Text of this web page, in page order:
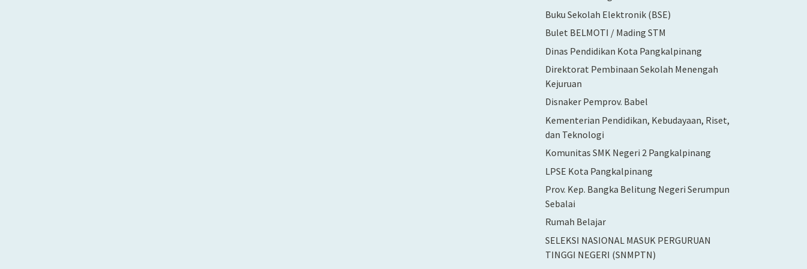
Buku Sekolah Elektronik (BSE)
Bulet BELMOTI / Mading STM
Dinas Pendidikan Kota Pangkalpinang
Direktorat Pembinaan Sekolah Menengah
Kejuruan
Disnaker Pemprov. Babel
Kementerian Pendidikan, Kebudayaan, Riset,
dan Teknologi
Komunitas SMK Negeri 2 Pangkalpinang
LPSE Kota Pangkalpinang
Prov. Kep. Bangka Belitung Negeri Serumpun
Sebalai
Rumah Belajar
SELEKSI NASIONAL MASUK PERGURUAN
TINGGI NEGERI (SNMPTN)